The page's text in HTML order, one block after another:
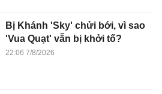
Bị Khánh 'Sky' chửi bới, vì sao
'Vua Quạt' vẫn bị khởi tố?
22:06 7/8/2026